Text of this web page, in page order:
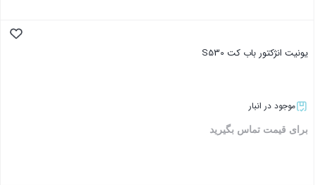
یونیت انژکتور باب کت S530
موجود در انبار
برای قیمت تماس بگیرید